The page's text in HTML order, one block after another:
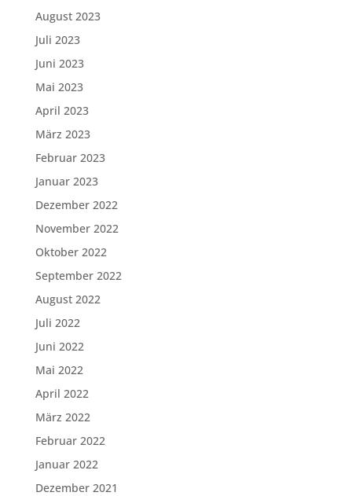
August 2023
Juli 2023
Juni 2023
Mai 2023
April 2023
März 2023
Februar 2023
Januar 2023
Dezember 2022
November 2022
Oktober 2022
September 2022
August 2022
Juli 2022
Juni 2022
Mai 2022
April 2022
März 2022
Februar 2022
Januar 2022
Dezember 2021